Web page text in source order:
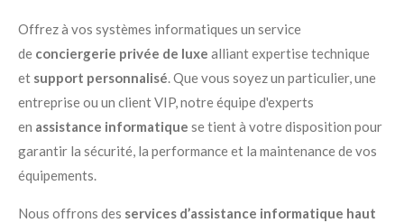
Offrez à vos systèmes informatiques un service
de conciergerie privée de luxe alliant expertise technique
et support personnalisé. Que vous soyez un particulier, une
entreprise ou un client VIP, notre équipe d'experts
en assistance informatique se tient à votre disposition pour
garantir la sécurité, la performance et la maintenance de vos
équipements.
Nous offrons des services d’assistance informatique haut